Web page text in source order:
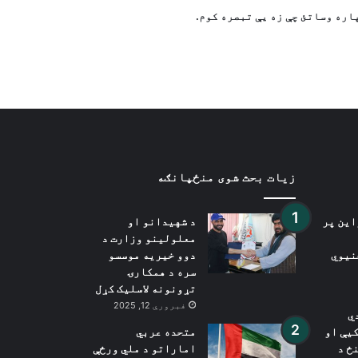
سوداګریزو پلانونو بیاکتنه
وساتئ چې زه یې تبصره کوم.
پر
او
د
زیات بحث شوی منځپانګه
د شهیدانو او
معلولینو وزارت د
دوو خیریه موسسو
سره د همکارۍ
تړونونه لاسلیک کړل
فبروري 12, 2025
متحده عربي
اماراتو د ملي ورځې